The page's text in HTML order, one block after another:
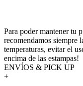
Para poder mantener tu
recomendamos siempre
temperaturas, evitar el
encima de las estampas!
ENVÍOS & PICK UP
+